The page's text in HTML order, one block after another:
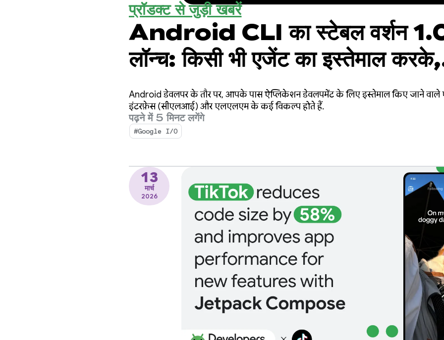
प्रॉडक्ट से जुड़ी खबरें
Android CLI का स्टेबल वर्शन
लॉन्च: किसी भी एजेंट का इस्तेमाल करके,
Android के लिए तेज़ी से डेवलपमेंट
Android डेवलपर के तौर पर, आपके पास ऐप्लिकेशन डेवलपमेंट के लिए इस्तेमाल किए जाने
इंटरफ़ेस (सीएलआई) और एलएलएम के कई विकल्प होते हैं.
पढ़ने में 5 मिनट लगेंगे
#Google I/O
13
मार्च
2026